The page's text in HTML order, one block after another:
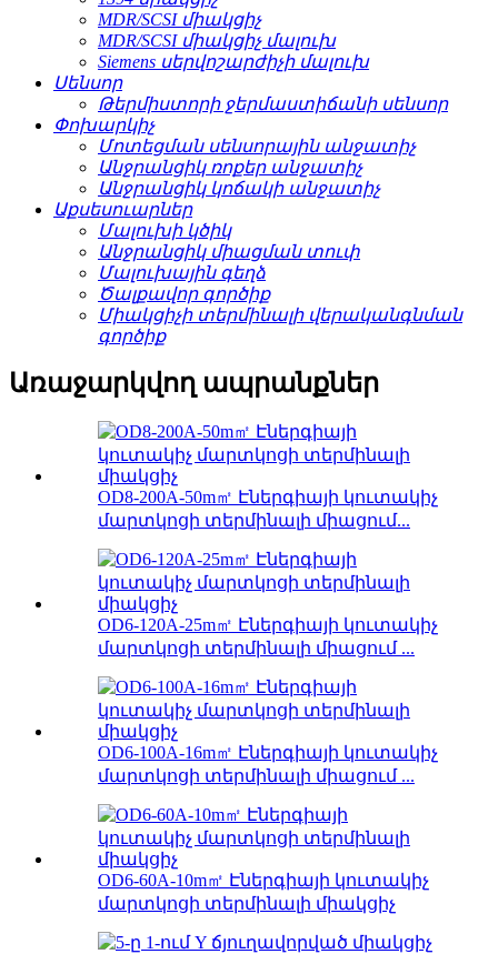
MDR/SCSI միակցիչ
MDR/SCSI միակցիչ մալուխ
Siemens սերվոշարժիչի մալուխ
Սենսոր
Թերմիստորի ջերմաստիճանի սենսոր
Փոխարկիչ
Մոտեցման սենսորային անջատիչ
Անջրանցիկ ռոքեր անջատիչ
Անջրանցիկ կոճակի անջատիչ
Աքսեսուարներ
Մալուխի կծիկ
Անջրանցիկ միացման տուփ
Մալուխային գեղձ
Ծալքավոր գործիք
Միակցիչի տերմինալի վերականգնման
գործիք
Առաջարկվող ապրանքներ
OD8-200A-50m㎡ Էներգիայի կուտակիչ
մարտկոցի տերմինալի միացում...
OD6-120A-25m㎡ Էներգիայի կուտակիչ
մարտկոցի տերմինալի միացում ...
OD6-100A-16m㎡ Էներգիայի կուտակիչ
մարտկոցի տերմինալի միացում ...
OD6-60A-10m㎡ Էներգիայի կուտակիչ
մարտկոցի տերմինալի միակցիչ